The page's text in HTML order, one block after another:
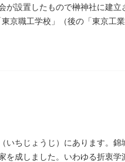
が設置したもので榊神社に建
京職工学校」（後の「東京工
ちじょうじ）にあります。
を成しました。いわゆる折衷